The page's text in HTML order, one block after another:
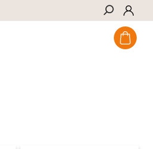
Hledat